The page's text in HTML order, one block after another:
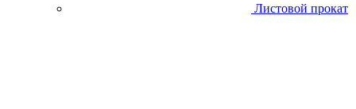
Листовой прокат